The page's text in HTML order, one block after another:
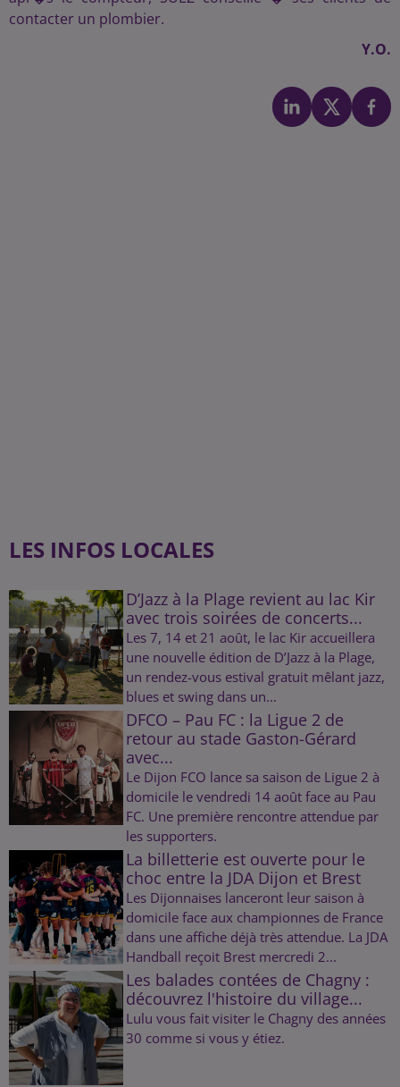
contacter un plombier.
Y.O.
LES INFOS LOCALES
D’Jazz à la Plage revient au lac Kir
avec trois soirées de concerts...
Les 7, 14 et 21 août, le lac Kir accueillera
une nouvelle édition de D’Jazz à la Plage,
un rendez-vous estival gratuit mêlant jazz,
blues et swing dans un...
DFCO – Pau FC : la Ligue 2 de
retour au stade Gaston-Gérard
avec...
Le Dijon FCO lance sa saison de Ligue 2 à
domicile le vendredi 14 août face au Pau
FC. Une première rencontre attendue par
les supporters.
La billetterie est ouverte pour le
choc entre la JDA Dijon et Brest
Les Dijonnaises lanceront leur saison à
domicile face aux championnes de France
dans une affiche déjà très attendue. La JDA
Handball reçoit Brest mercredi 2...
Les balades contées de Chagny :
découvrez l'histoire du village...
Lulu vous fait visiter le Chagny des années
30 comme si vous y étiez.